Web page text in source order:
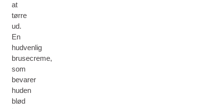
at
tørre
ud.
En
hudvenlig
brusecreme,
som
bevarer
huden
blød